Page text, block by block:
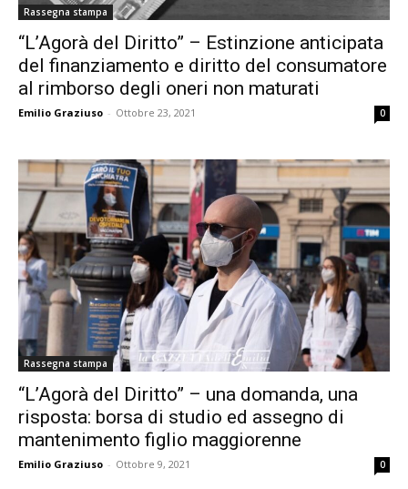
Rassegna stampa
“L’Agorà del Diritto” – Estinzione anticipata
del finanziamento e diritto del consumatore
al rimborso degli oneri non maturati
Emilio Graziuso - Ottobre 23, 2021 0
Rassegna stampa
“L’Agorà del Diritto” – una domanda, una
risposta: borsa di studio ed assegno di
mantenimento figlio maggiorenne
Emilio Graziuso - Ottobre 9, 2021 0